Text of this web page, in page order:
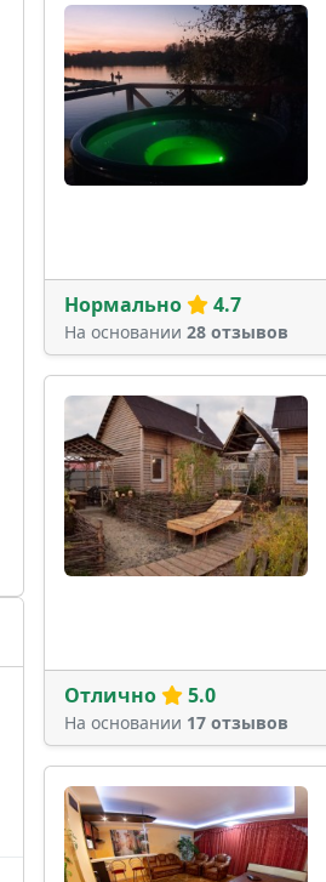
Нормально 4.7
На основании 28 отзывов
Отлично 5.0
На основании 17 отзывов